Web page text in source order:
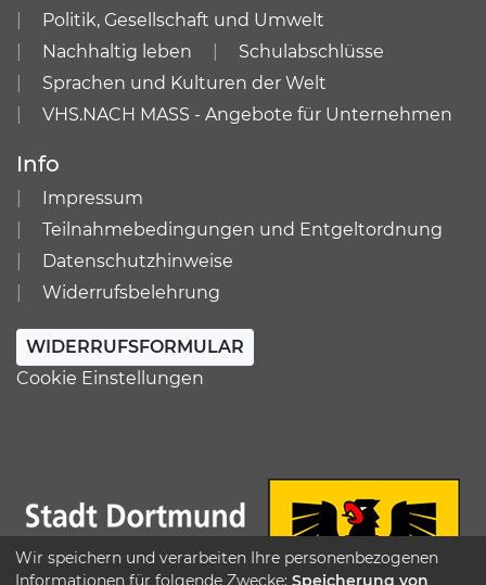
Politik, Gesellschaft und Umwelt
Nachhaltig leben
Schulabschlüsse
Sprachen und Kulturen der Welt
VHS.NACH MASS - Angebote für Unternehmen
Info
Impressum
Teilnahmebedingungen und Entgeltordnung
Datenschutzhinweise
Widerrufsbelehrung
WIDERRUFSFORMULAR
Cookie Einstellungen
Wir speichern und verarbeiten Ihre personenbezogenen
Informationen für folgende Zwecke: Speicherung von